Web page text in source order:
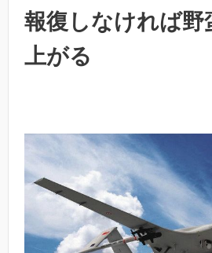
報復しなければ野
上がる